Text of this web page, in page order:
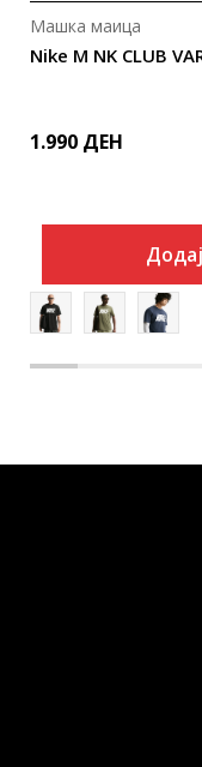
Nike M NK CLUB
Машка маица
1.990 ДЕН